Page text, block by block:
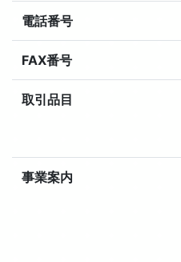
電話番号
FAX番号
取引品目
事業案内